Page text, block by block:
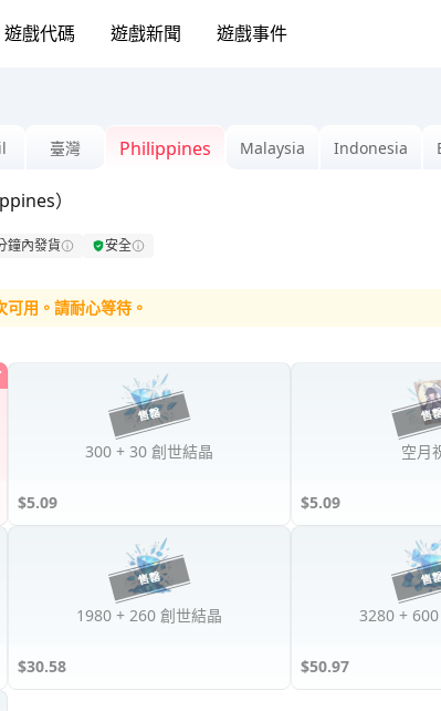
遊戲代碼 遊戲新聞 遊戲事件
臺灣 Philippines Malaysia Indonesia
）
鐘內發貨 安全
用。請耐心等待。
300 + 30 創世結晶
$5.09
空月
$5.09
1980 + 260 創世結晶
$30.58
3280 +
$50.97